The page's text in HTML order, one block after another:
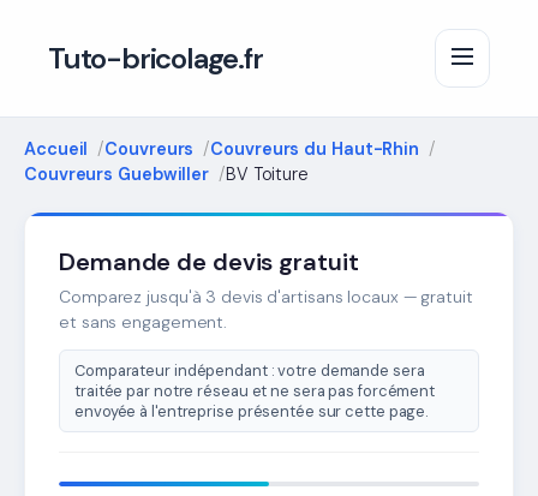
Tuto-bricolage.fr
Accueil Couvreurs
Couvreurs du Haut-Rhin
Couvreurs Guebwiller
BV Toiture
Demande de devis gratuit
Comparez jusqu'à 3 devis d'artisans locaux — gratuit
et sans engagement.
Comparateur indépendant : votre demande sera
traitée par notre réseau et ne sera pas forcément
envoyée à l'entreprise présentée sur cette page.